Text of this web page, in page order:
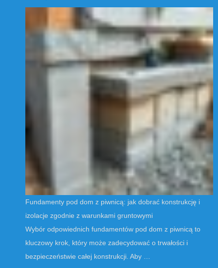
Fundamenty pod dom z piwnicą: jak dobrać konstrukcję i
izolacje zgodnie z warunkami gruntowymi
Wybór odpowiednich fundamentów pod dom z piwnicą to
kluczowy krok, który może zadecydować o trwałości i
bezpieczeństwie całej konstrukcji. Aby …